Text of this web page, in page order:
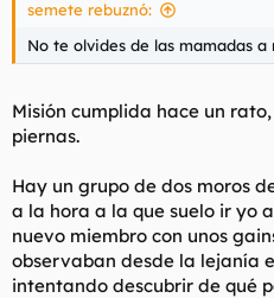
semete rebuznó:
No te olvides de las mamadas
Misión cumplida hace un
piernas.
Hay un grupo de dos moros
a la hora a la que suelo ir yo
nuevo miembro con unos
observaban desde la lejanía
intentando descubrir de qué